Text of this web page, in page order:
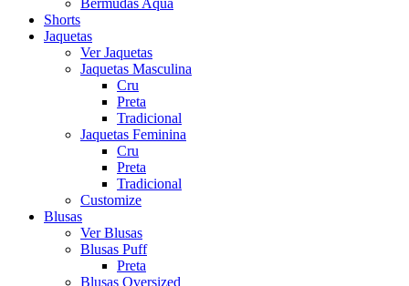
Bermudas Aqua
Shorts
Jaquetas
Ver Jaquetas
Jaquetas Masculina
Cru
Preta
Tradicional
Jaquetas Feminina
Cru
Preta
Tradicional
Customize
Blusas
Ver Blusas
Blusas Puff
Preta
Blusas Oversized